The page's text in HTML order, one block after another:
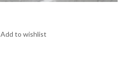
Add to wishlist